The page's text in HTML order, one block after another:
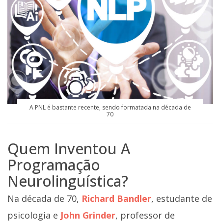
A PNL é bastante recente, sendo formatada na década de
70
Quem Inventou A
Programação
Neurolinguística?
Na década de 70, Richard Bandler, estudante de
psicologia e John Grinder, professor de